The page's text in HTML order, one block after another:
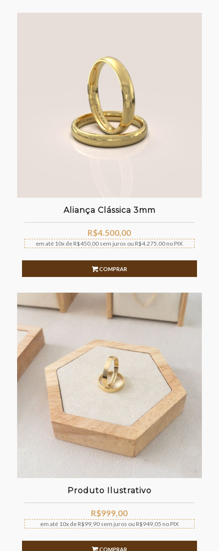
Aliança Clássica 3mm
R$4.500,00
em até 10x de R$450,00 sem juros ou R$4.275,00 no PIX
COMPRAR
Produto Ilustrativo
R$999,00
em até 10x de R$99,90sem juros ou R$949,05 no PIX
COMPRAR